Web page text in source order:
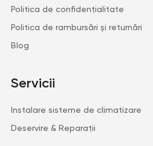
Politica de confidențialitate
Politica de rambursări și returnări
Blog
Servicii
Instalare sisteme de climatizare
Deservire & Reparații